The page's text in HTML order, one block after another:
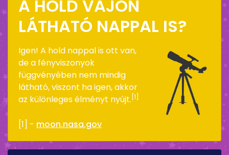
A HOLD VAJON
LÁTHATÓ NAPPAL IS?
Igen! A hold nappal is ott van,
de a fényviszonyok
függvényében nem mindig
látható, viszont ha igen, akkor
az különleges élményt nyújt. [1]
[1] - moon.nasa.gov